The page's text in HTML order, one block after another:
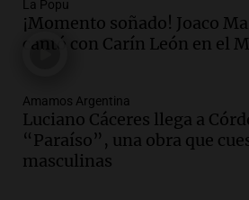
Una mañana para todos
Episodios
Una mañana para todos
Episodios
Audio.Mateo, a los 25
La Popu
¡Momento soñado! Joaco
cantó con Carín León en el
Amamos Argentina
Luciano Cáceres llega a
“Paraíso”, una obra que
masculinas